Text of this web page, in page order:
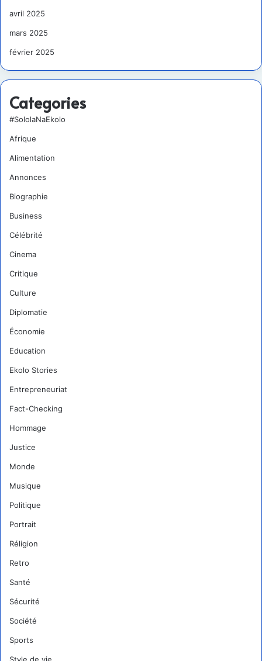
avril 2025
mars 2025
février 2025
Categories
#SololaNaEkolo
Afrique
Alimentation
Annonces
Biographie
Business
Célébrité
Cinema
Critique
Culture
Diplomatie
Économie
Education
Ekolo Stories
Entrepreneuriat
Fact-Checking
Hommage
Justice
Monde
Musique
Politique
Portrait
Réligion
Retro
Santé
Sécurité
Société
Sports